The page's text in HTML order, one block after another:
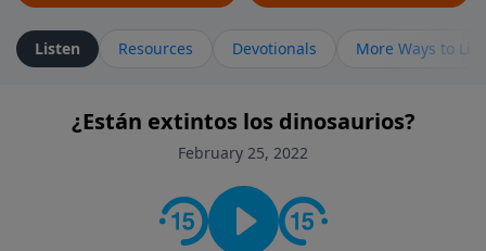
Listen Resources Devotionals More Ways to
¿Están extintos los dinosaurios?
February 25, 2022